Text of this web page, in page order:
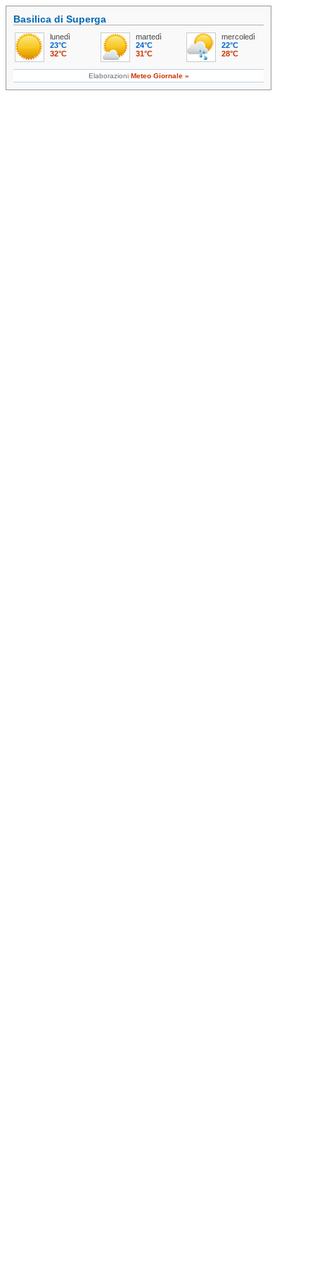
Basilica di Superga
lunedì
23°C
32°C
martedì
24°C
31°C
mercoledì
22°C
28°C
Elaborazioni Meteo Giornale »